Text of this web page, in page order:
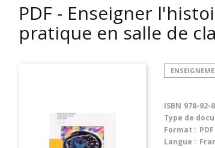
PDF - Enseigner
pratique en salle de
ISBN 978-92-
Type de
Format : PDF
Langue :